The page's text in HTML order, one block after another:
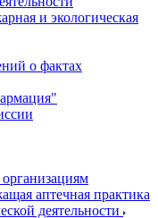
и экологическая
о фактах
аптечная практика
деятельности